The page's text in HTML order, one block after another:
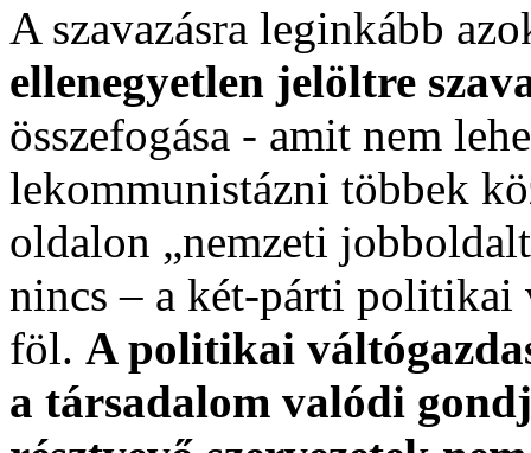
A szavazásra leginkább
ellenegyetlen jelöltre
összefogása - amit nem
lekommunistázni többek
oldalon „nemzeti
nincs – a két-párti politikai
föl. A politikai
a társadalom valódi